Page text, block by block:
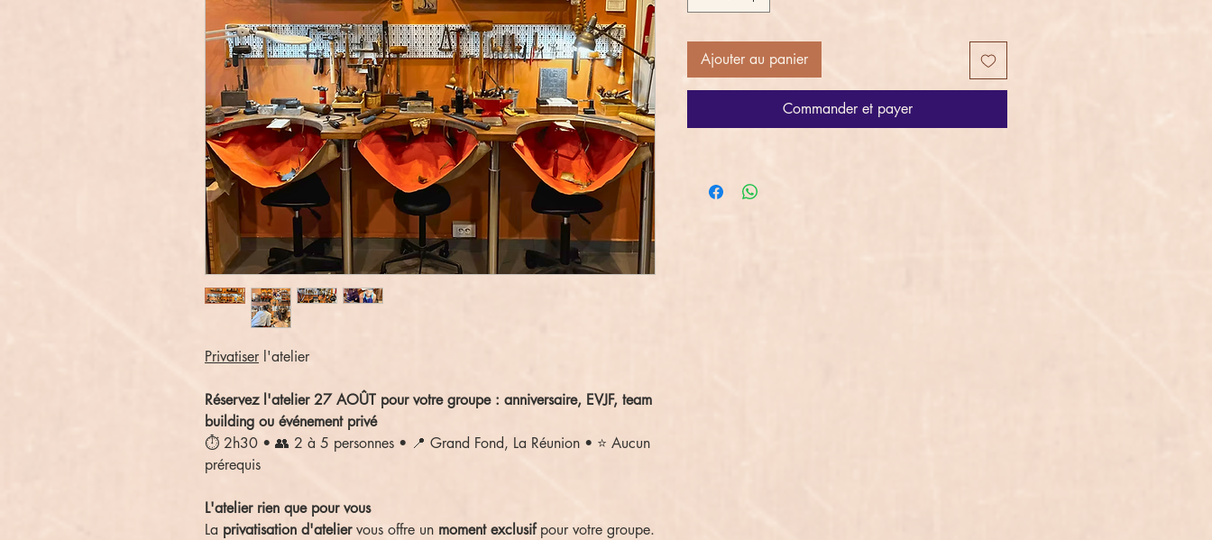
Privatiser l'atelier
Réservez l'atelier 27 AOÛT pour votre groupe : anniversaire, EVJF, team
building ou événement privé
⏱️ 2h30 • 👥 2 à 5 personnes • 📍 Grand Fond, La Réunion • ⭐ Aucun
prérequis
L'atelier rien que pour vous
La privatisation d'ateliervous offre un moment exclusifpour votre groupe.
Ajouter au panier
Commander et payer